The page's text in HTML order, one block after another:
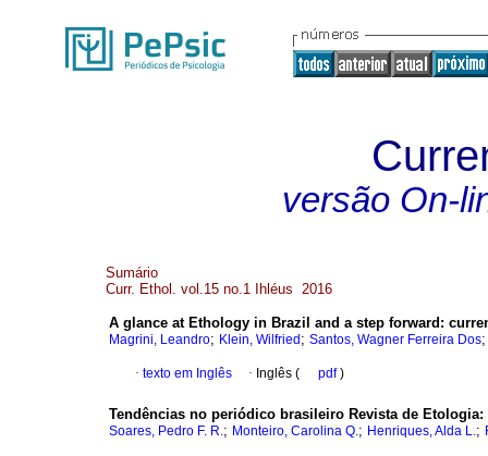
versão On-
Sumário
Curr. Ethol. vol.15 no.1 Ihléus 2016
A glance at Ethology in Brazil and a step forward :
Magrini, Leandro; Klein, Wilfried ; Santos, Wagner Ferreira Dos
· texto em Inglês · Inglês ( pdf)
Tendências no periódico brasileiro Revista de Etologia:
Soares, Pedro F. R.; Monteiro, Carolina Q.; Henriques, Alda L.;